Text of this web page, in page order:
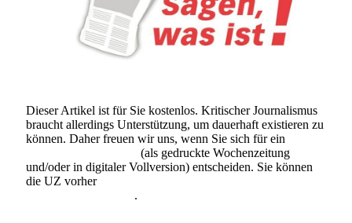
Dieser Artikel ist für Sie kostenlos. Kritischer Journalismus
braucht allerdings Unterstützung, um dauerhaft existieren zu
können. Daher freuen wir uns, wenn Sie sich für ein
(als gedruckte Wochenzeitung
und/oder in digitaler Vollversion) entscheiden. Sie können
die UZ vorher
.